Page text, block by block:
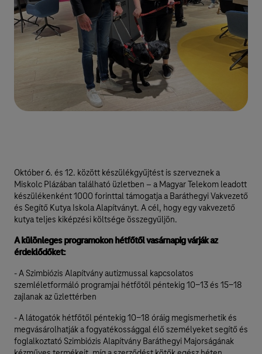
Október 6. és 12. között készülékgyűjtést is szerveznek a
Miskolc Plázában található üzletben – a Magyar Telekom leadott
készülékenként 1000 forinttal támogatja a Baráthegyi Vakvezető
és Segítő Kutya Iskola Alapítványt. A cél, hogy egy vakvezető
kutya teljes kiképzési költsége összegyűljön.
A különleges programokon hétfőtől vasárnapig várják az
érdeklődőket:
- A Szimbiózis Alapítvány autizmussal kapcsolatos
szemléletformáló programjai hétfőtől péntekig 10-13 és 15-18
zajlanak az üzlettérben
- A látogatók hétfőtől péntekig 10-18 óráig megismerhetik és
megvásárolhatják a fogyatékossággal élő személyeket segítő és
foglalkoztató Szimbiózis Alapítvány Baráthegyi Majorságának